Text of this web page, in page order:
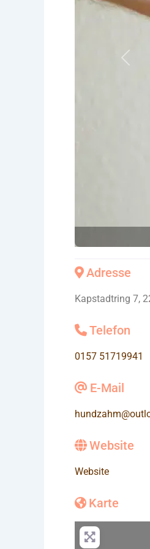
Adresse
Kapstadtring 7,
Telefon
0157 51719941
E-Mail
hundzahm@
Website
Website
Karte